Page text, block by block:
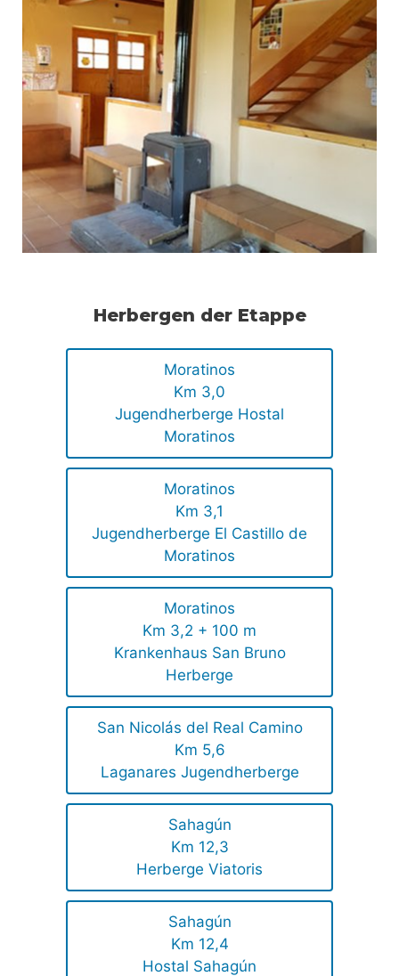
Herbergen der Etappe
Moratinos
Km 3,0
Jugendherberge Hostal
Moratinos
Moratinos
Km 3,1
Jugendherberge El Castillo de
Moratinos
Moratinos
Km 3,2 + 100 m
Krankenhaus San Bruno
Herberge
San Nicolás del Real Camino
Km 5,6
Laganares Jugendherberge
Sahagún
Km 12,3
Herberge Viatoris
Sahagún
Km 12,4
Hostal Sahagún